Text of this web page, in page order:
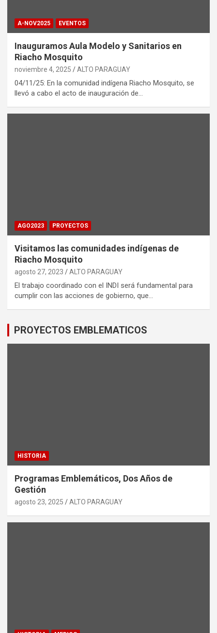
A-NOV2025 EVENTOS
Inauguramos Aula Modelo y Sanitarios en
Riacho Mosquito
noviembre 4, 2025 ALTO PARAGUAY
04/11/25: En la comunidad indígena Riacho Mosquito, se
llevó a cabo el acto de inauguración de…
AGO2023 PROYECTOS
Visitamos las comunidades indígenas de
Riacho Mosquito
agosto 27, 2023 ALTO PARAGUAY
El trabajo coordinado con el INDI será fundamental para
cumplir con las acciones de gobierno, que…
PROYECTOS EMBLEMATICOS
HISTORIA
Programas Emblemáticos, Dos Años de
Gestión
agosto 23, 2025 ALTO PARAGUAY